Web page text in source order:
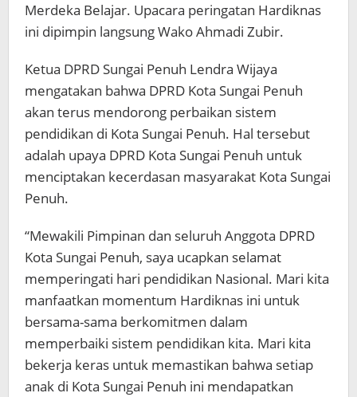
Merdeka Belajar. Upacara peringatan Hardiknas
ini dipimpin langsung Wako Ahmadi Zubir.
Ketua DPRD Sungai Penuh Lendra Wijaya
mengatakan bahwa DPRD Kota Sungai Penuh
akan terus mendorong perbaikan sistem
pendidikan di Kota Sungai Penuh. Hal tersebut
adalah upaya DPRD Kota Sungai Penuh untuk
menciptakan kecerdasan masyarakat Kota Sungai
Penuh.
“Mewakili Pimpinan dan seluruh Anggota DPRD
Kota Sungai Penuh, saya ucapkan selamat
memperingati hari pendidikan Nasional. Mari kita
manfaatkan momentum Hardiknas ini untuk
bersama-sama berkomitmen dalam
memperbaiki sistem pendidikan kita. Mari kita
bekerja keras untuk memastikan bahwa setiap
anak di Kota Sungai Penuh ini mendapatkan